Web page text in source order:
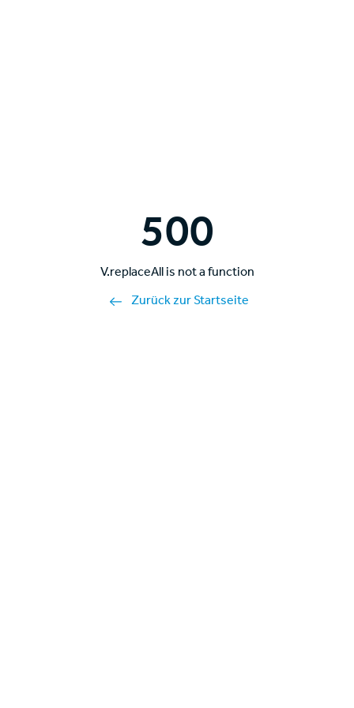
500
V.replaceAll is not a function
Zurück zur Startseite